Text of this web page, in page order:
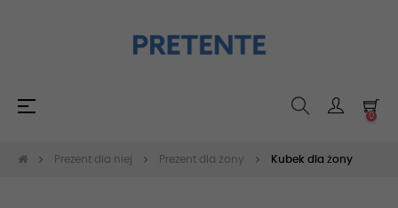
Toggle
☰
0
Prezent dla niej Prezent dla żony Kubek dla żony